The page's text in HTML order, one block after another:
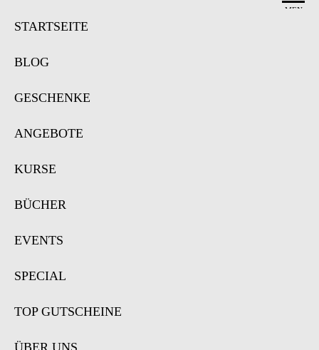
MEN
STARTSEITE
BLOG
GESCHENKE
ANGEBOTE
KURSE
BÜCHER
EVENTS
SPECIAL
TOP GUTSCHEINE
ÜBER UNS